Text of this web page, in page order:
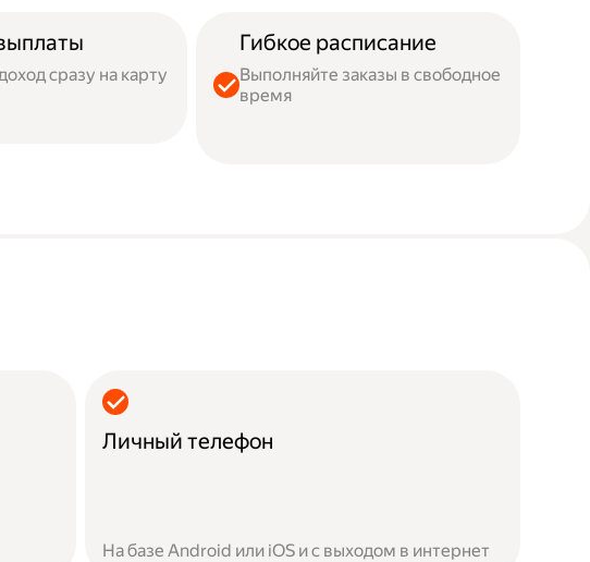
сразу на карту
Гибкое расписание
Выполняйте заказы в свободное
время
Личный телефон
На базе Android или iOS и с выходом в интернет